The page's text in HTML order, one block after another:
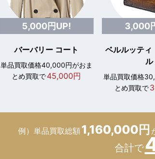
5,000円UP!
バーバリー コート
単品買取価格40,000円がおま
とめ買取で45,000円
3,000
ベルルッティ
ル
単品買取価格
とめ買取で
例）単品買取総額1,160,000円
合計で